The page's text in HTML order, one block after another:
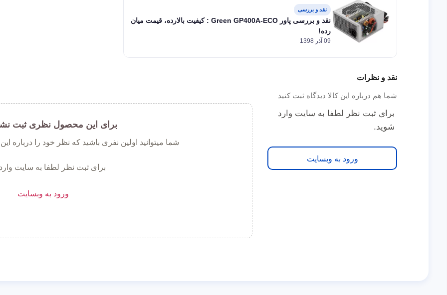
نقد و بررسی
نقد و بررسی پاور Green GP400A-ECO : کیفیت بالارده، قیمت میان
رده!
09 آذر 1398
نقد و نظرات
شما هم درباره این کالا دیدگاه ثبت کنید
برای ثبت نظر لطفا به سایت وارد
شوید.
ورود به وبسایت
برای این محصول نظری ثبت
شما میتوانید اولین نفری باشید که نظر خود را درباره
برای ثبت نظر لطفا به سایت
ورود به وبسایت